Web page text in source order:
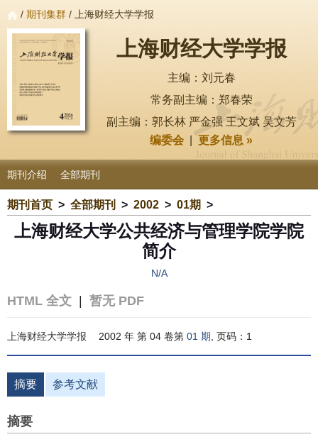
/ 期刊集群 / 上海财经大学学报
上海财经大学学报
主编：刘元春
常务副主编：郑春荣
副主编：郭长林 严金强 王文斌 吴文芳
编委会 |更多信息 »
期刊介绍 全部期刊
期刊首页 > 全部期刊 > 2002 > 01期 >
上海财经大学公共经济与管理学院学院
简介
N/A
HTML 全文 暂无 PDF
上海财经大学学报 2002 年 第 04 卷第 01 期 , 页码：1
摘要 参考文献
摘要